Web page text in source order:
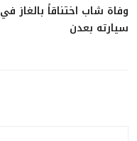
وفاة شاب اختناقاً بالغاز في
سيارته بعدن